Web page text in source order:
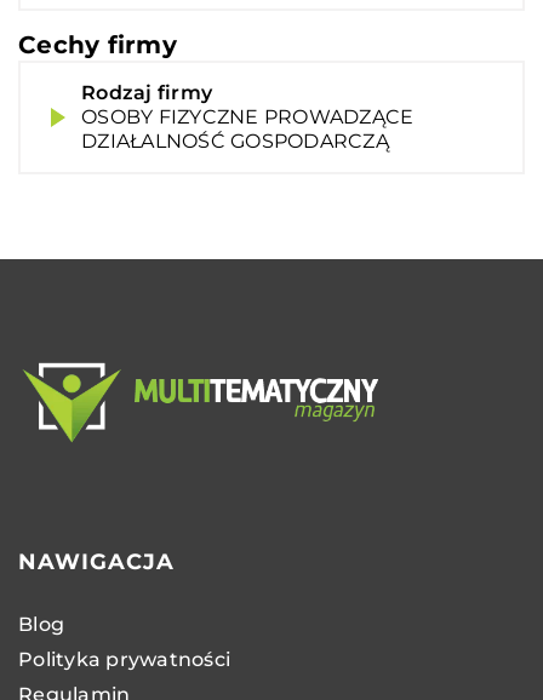
Cechy firmy
Rodzaj firmy
OSOBY FIZYCZNE PROWADZĄCE
DZIAŁALNOŚĆ GOSPODARCZĄ
NAWIGACJA
Blog
Polityka prywatności
Regulamin